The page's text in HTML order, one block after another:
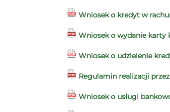
Wniosek o kredyt w
Wniosek o wydanie
Wniosek o udzielenie
Regulamin realizacji
Wniosek o usługi